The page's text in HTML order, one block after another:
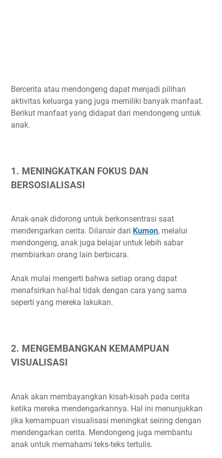
Bercerita atau mendongeng dapat menjadi pilihan
aktivitas keluarga yang juga memiliki banyak manfaat.
Berikut manfaat yang didapat dari mendongeng untuk
anak.
1. MENINGKATKAN FOKUS DAN
BERSOSIALISASI
Anak-anak didorong untuk berkonsentrasi saat
mendengarkan cerita. Dilansir dari Kumon, melalui
mendongeng, anak juga belajar untuk lebih sabar
membiarkan orang lain berbicara.
Anak mulai mengerti bahwa setiap orang dapat
menafsirkan hal-hal tidak dengan cara yang sama
seperti yang mereka lakukan.
2. MENGEMBANGKAN KEMAMPUAN
VISUALISASI
Anak akan membayangkan kisah-kisah pada cerita
ketika mereka mendengarkannya. Hal ini menunjukkan
jika kemampuan visualisasi meningkat seiring dengan
mendengarkan cerita. Mendongeng juga membantu
anak untuk memahami teks-teks tertulis.